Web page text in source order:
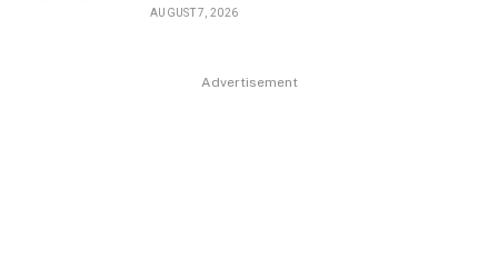
AUGUST 7, 2026
Advertisement